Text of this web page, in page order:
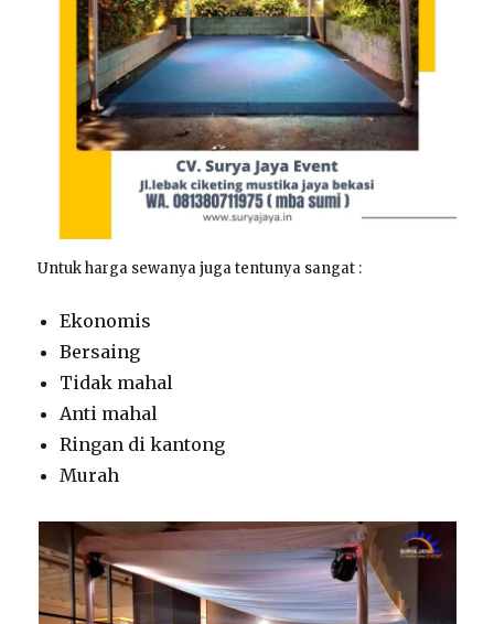
Untuk harga sewanya juga tentunya sangat :
Ekonomis
Bersaing
Tidak mahal
Anti mahal
Ringan di kantong
Murah